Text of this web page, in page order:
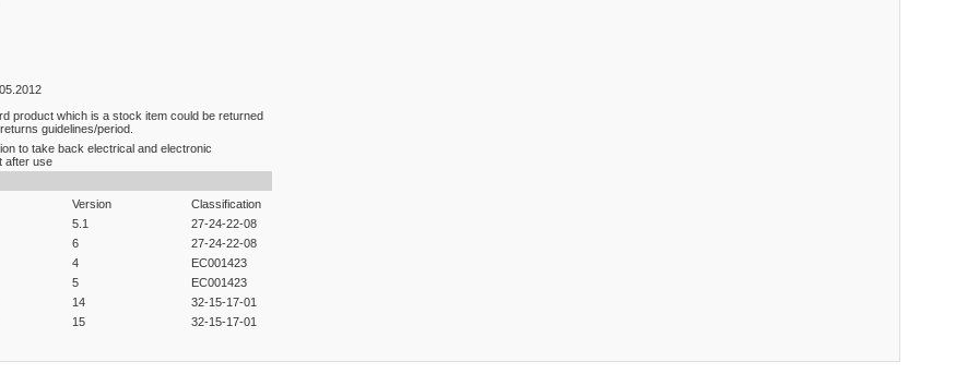
product which is a stock item could be returned
guidelines/period.
to take back electrical and electronic
after use
Version
Classification
5.1
27-24-22-08
6
27-24-22-08
4
EC001423
5
EC001423
14
32-15-17-01
15 32-15-17-01